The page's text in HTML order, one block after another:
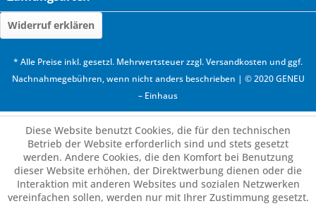
Widerruf erklären
* Alle Preise inkl. gesetzl. Mehrwertsteuer zzgl.Versandkosten und ggf.
Nachnahmegebühren, wenn nicht anders beschrieben | © 2020 GENEU
– Einhaus
Diese Website benutzt Cookies, die für den technischen
Betrieb der Website erforderlich sind und stets gesetzt
werden. Andere Cookies, die den Komfort bei Benutzung
dieser Website erhöhen, der Direktwerbung dienen oder die
Interaktion mit anderen Websites und sozialen Netzwerken
vereinfachen sollen, werden nur mit Ihrer Zustimmung gesetzt.